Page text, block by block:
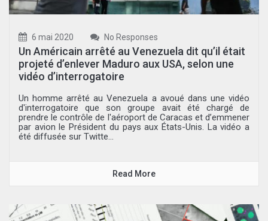
6 mai 2020 No Responses
Un Américain arrêté au Venezuela dit qu’il était
projeté d’enlever Maduro aux USA, selon une
vidéo d’interrogatoire
Un homme arrêté au Venezuela a avoué dans une vidéo
d'interrogatoire que son groupe avait été chargé de
prendre le contrôle de l'aéroport de Caracas et d’emmener
par avion le Président du pays aux États-Unis. La vidéo a
été diffusée sur Twitte...
Read More